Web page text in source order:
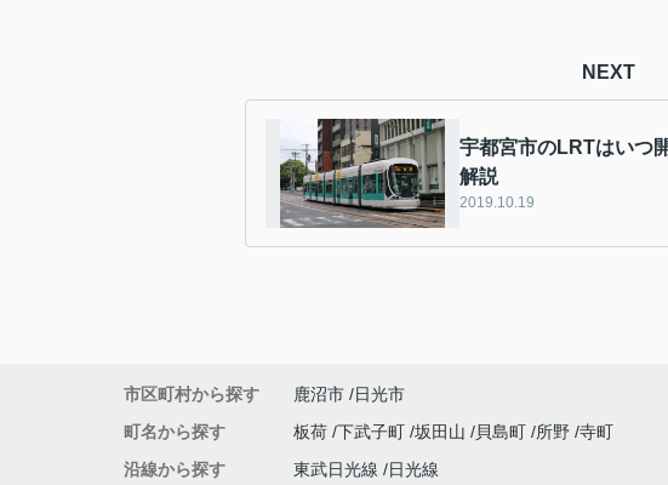
NEXT
宇都宮市のLRTはいつ
解説
2019.10.19
市区町村から探す 鹿沼市
日光市
町名から探す
板荷 下武子町 坂田山 貝島町 所野 寺町
沿線から探す
東武日光線
日光線